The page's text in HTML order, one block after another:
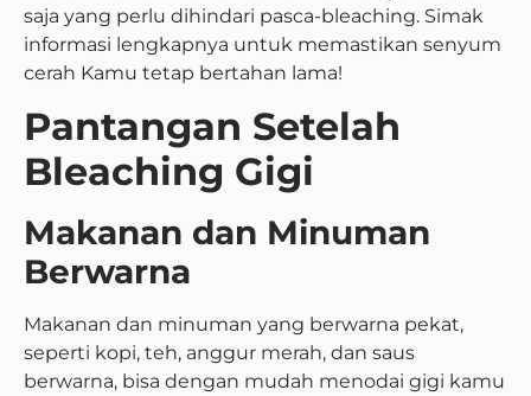
saja yang perlu dihindari pasca-bleaching. Simak
informasi lengkapnya untuk memastikan senyum
cerah Kamu tetap bertahan lama!
Pantangan Setelah
Bleaching Gigi
Makanan dan Minuman
Berwarna
Makanan dan minuman yang berwarna pekat,
seperti kopi, teh, anggur merah, dan saus
berwarna, bisa dengan mudah menodai gigi kamu